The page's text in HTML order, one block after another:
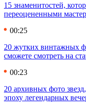
15 знаменитостей,
переоцененными
00:25
20 жутких винтажных
сможете смотреть на
00:23
20 архивных фото
эпоху легендарных